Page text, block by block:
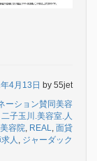
4月13日 by 55jet
ーション賛同美容
二子玉川.美容室.人
美容院, REAL, 面貸
人 , ジャーダック